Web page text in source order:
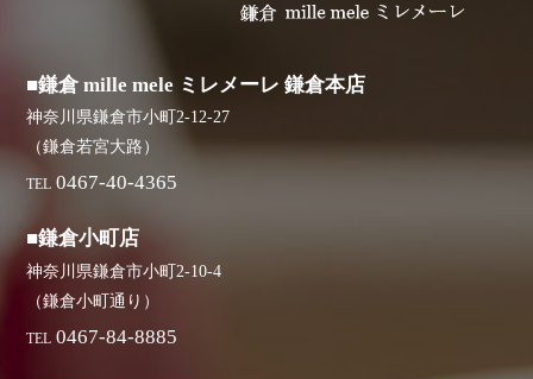
■鎌倉 mille mele ミレメーレ 鎌倉本店
神奈川県鎌倉市小町2-12-27
（鎌倉若宮大路）
TEL 0467-40-4365
■鎌倉小町店
神奈川県鎌倉市小町2-10-4
（鎌倉小町通り）
TEL 0467-84-8885